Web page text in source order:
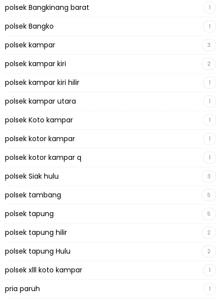
polsek Bangkinang barat 1
polsek Bangko 1
polsek kampar 3
polsek kampar kiri 2
polsek kampar kiri hilir 1
polsek kampar utara 1
polsek Koto kampar 1
polsek kotor kampar 1
polsek kotor kampar q 1
polsek Siak hulu 3
polsek tambang 5
polsek tapung 5
polsek tapung hilir 2
polsek tapung Hulu 2
polsek xlll koto kampar 1
pria paruh 1